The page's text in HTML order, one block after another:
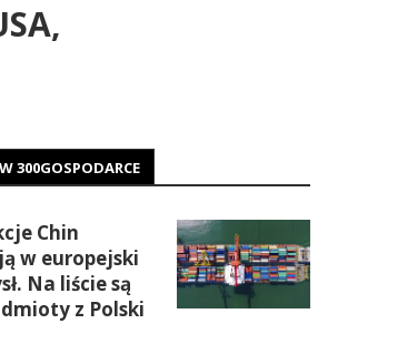
300GOSPODARCE
Chin
w europejski
Na liście są
z Polski